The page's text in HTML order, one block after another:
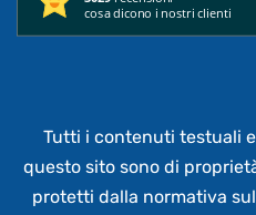
cosa dicono i nostri clienti
Tutti i contenuti testuali
questo sito sono di
protetti dalla normativa